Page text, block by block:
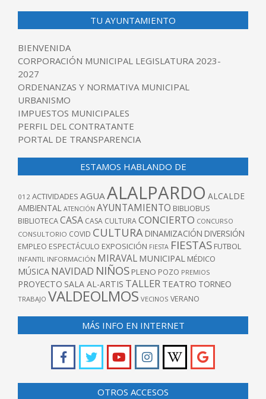
TU AYUNTAMIENTO
BIENVENIDA
CORPORACIÓN MUNICIPAL LEGISLATURA 2023-
2027
ORDENANZAS Y NORMATIVA MUNICIPAL
URBANISMO
IMPUESTOS MUNICIPALES
PERFIL DEL CONTRATANTE
PORTAL DE TRANSPARENCIA
ESTAMOS HABLANDO DE
012 ACTIVIDADES AGUAALALPARDO ALCALDE
AMBIENTAL ATENCIÓN AYUNTAMIENTO BIBLIOBUS
BIBLIOTECACASA CASA CULTURACONCIERTO CONCURSO
CONSULTORIO COVID CULTURA DINAMIZACIÓN DIVERSIÓN
EMPLEO ESPECTÁCULO EXPOSICIÓN FIESTA FIESTAS FUTBOL
INFANTIL INFORMACIÓN MIRAVAL MUNICIPAL MÉDICO
MÚSICA NAVIDAD NIÑOS PLENO POZO PREMIOS
PROYECTO SALA AL-ARTIS TALLER TEATRO TORNEO
TRABAJO VALDEOLMOS VECINOS VERANO
MÁS INFO EN INTERNET
OTROS ACCESOS